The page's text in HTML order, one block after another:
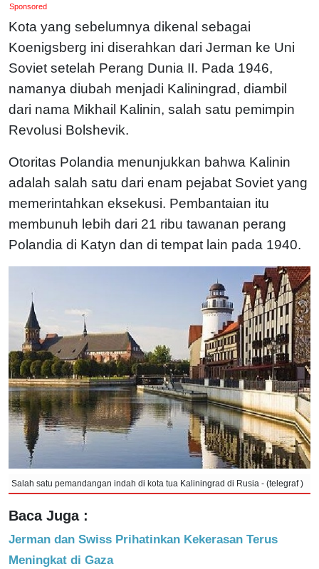
Sponsored
Kota yang sebelumnya dikenal sebagai
Koenigsberg ini diserahkan dari Jerman ke Uni
Soviet setelah Perang Dunia II. Pada 1946,
namanya diubah menjadi Kaliningrad, diambil
dari nama Mikhail Kalinin, salah satu pemimpin
Revolusi Bolshevik.
Otoritas Polandia menunjukkan bahwa Kalinin
adalah salah satu dari enam pejabat Soviet yang
memerintahkan eksekusi. Pembantaian itu
membunuh lebih dari 21 ribu tawanan perang
Polandia di Katyn dan di tempat lain pada 1940.
Salah satu pemandangan indah di kota tua Kaliningrad di Rusia - (telegraf )
Baca Juga :
Jerman dan Swiss Prihatinkan Kekerasan Terus
Meningkat di Gaza